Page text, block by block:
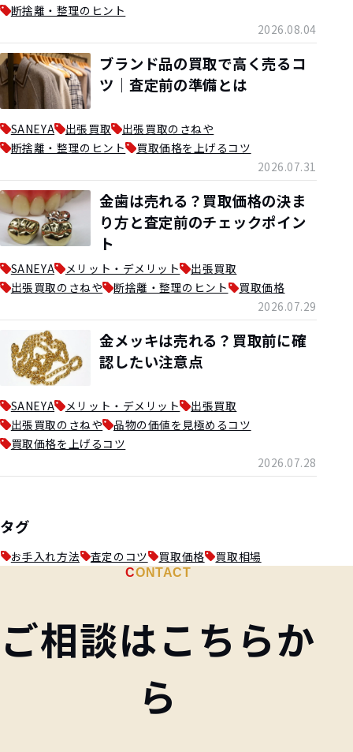
断捨離・整理のヒント
2026.08.04
ブランド品の買取で高く売るコ
ツ｜査定前の準備とは
SANEYA 出張買取
出張買取のさねや
断捨離・整理のヒント
買取価格を上げるコツ
2026.07.31
金歯は売れる？買取価格の決ま
り方と査定前のチェックポイン
ト
SANEYA メリット・デメリット
出張買取
出張買取のさねや
断捨離・整理のヒント
買取価格
2026.07.29
金メッキは売れる？買取前に確
認したい注意点
SANEYA メリット・デメリット
出張買取
出張買取のさねや
品物の価値を見極めるコツ
買取価格を上げるコツ
2026.07.28
タグ
お手入れ方法 査定のコツ 買取価格 買取相場
CONTACT
ご相談はこちらか
ら